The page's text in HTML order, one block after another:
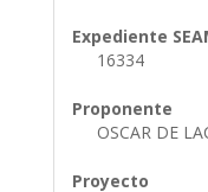
Expediente
16334
Proponente
OSCAR DE
Proyecto